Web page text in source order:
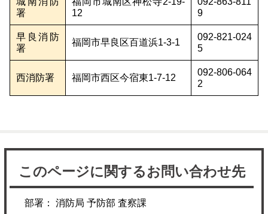
署
12
9
早良消防
署
福岡市早良区百道浜1-3-1
092-821-024
5
西消防署 福岡市西区今宿東1-7-12
092-806-064
2
このページに関するお問い合わせ先
部署： 消防局 予防部 査察課